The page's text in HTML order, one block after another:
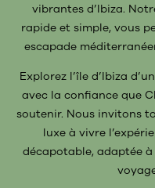
vibrantes d’Ibiza.
rapide et simple, vous
escapade
Explorez l’île d’Ibiza
avec la confiance que
soutenir. Nous invitons
luxe à vivre
décapotable, adaptée